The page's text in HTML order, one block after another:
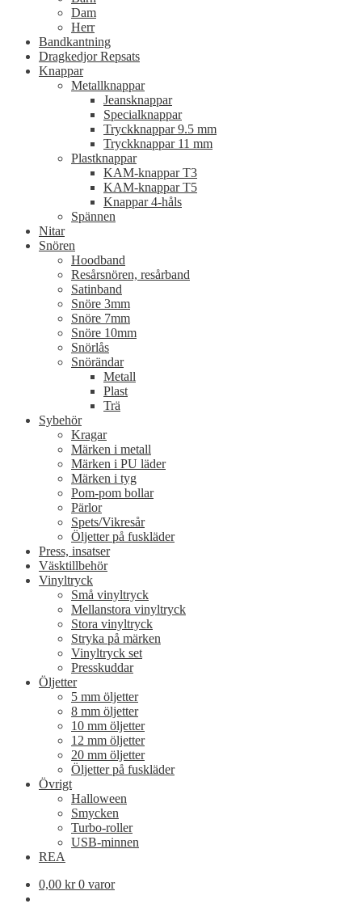
Dam
Herr
Bandkantning
Dragkedjor Repsats
Knappar
Metallknappar
Jeansknappar
Specialknappar
Tryckknappar 9.5 mm
Tryckknappar 11 mm
Plastknappar
KAM-knappar T3
KAM-knappar T5
Knappar 4-håls
Spännen
Nitar
Snören
Hoodband
Resårsnören, resårband
Satinband
Snöre 3mm
Snöre 7mm
Snöre 10mm
Snörlås
Snörändar
Metall
Plast
Trä
Sybehör
Kragar
Märken i metall
Märken i PU läder
Märken i tyg
Pom-pom bollar
Pärlor
Spets/Vikresår
Öljetter på fuskläder
Press, insatser
Väsktillbehör
Vinyltryck
Små vinyltryck
Mellanstora vinyltryck
Stora vinyltryck
Stryka på märken
Vinyltryck set
Presskuddar
Öljetter
5 mm öljetter
8 mm öljetter
10 mm öljetter
12 mm öljetter
20 mm öljetter
Öljetter på fuskläder
Övrigt
Halloween
Smycken
Turbo-roller
USB-minnen
REA
0,00 kr 0 varor